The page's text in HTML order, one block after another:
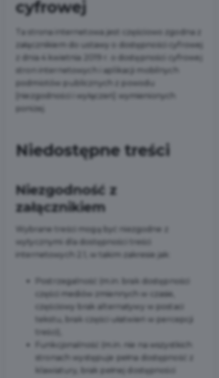
cyfrowej
Ta strona internetowa jest częściowo zgodna z
załącznikiem do ustawy o dostępności cyfrowej
z dnia 4 kwietnia 2019 r. o dostępności cyfrowej
stron internetowych i aplikacji mobilnych
podmiotów publicznych z powodu
[niezgodności i wyłączeń] wymienionych
poniżej.
Niedostępne treści
Niezgodność z
załącznikiem
Wybrane treści mogą być niezgodne z
wytycznymi dla dostępności treści
internetowych 2.1, w takim zakresie jak:
Postrzegalność (m.in. brak dostępności
części mediów zmiennych w czasie,
częściowy brak alternatywy w postaci
tekstu, brak części ułatwień w percepcji
treści),
Funkcjonalność (m.in. nie na wszystkich
stronach występuje pełna dostępność z
klawiatury, brak pełnej dostępności